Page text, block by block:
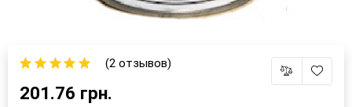
(2 отзывов)
201.76 грн.